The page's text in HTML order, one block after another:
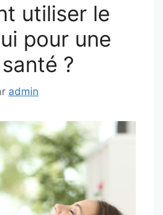
utiliser le
pour une
?
admin